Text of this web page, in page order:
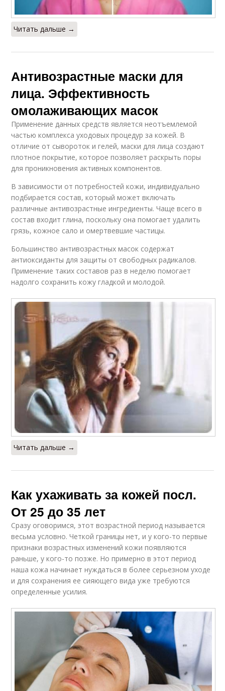
Читать дальше →
Антивозрастные маски для
лица. Эффективность
омолаживающих масок
Применение данных средств является неотъемлемой
частью комплекса уходовых процедур за кожей. В
отличие от сывороток и гелей, маски для лица создают
плотное покрытие, которое позволяет раскрыть поры
для проникновения активных компонентов.
В зависимости от потребностей кожи, индивидуально
подбирается состав, который может включать
различные антивозрастные ингредиенты. Чаще всего в
состав входит глина, поскольку она помогает удалить
грязь, кожное сало и омертвевшие частицы.
Большинство антивозрастных масок содержат
антиоксиданты для защиты от свободных радикалов.
Применение таких составов раз в неделю помогает
надолго сохранить кожу гладкой и молодой.
Читать дальше →
Как ухаживать за кожей посл.
От 25 до 35 лет
Сразу оговоримся, этот возрастной период называется
весьма условно. Четкой границы нет, и у кого-то первые
признаки возрастных изменений кожи появляются
раньше, у кого-то позже. Но примерно в этот период
наша кожа начинает нуждаться в более серьезном уходе
и для сохранения ее сияющего вида уже требуются
определенные усилия.